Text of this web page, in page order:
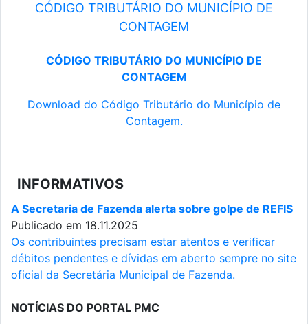
CÓDIGO TRIBUTÁRIO DO MUNICÍPIO DE
CONTAGEM
CÓDIGO TRIBUTÁRIO DO MUNICÍPIO DE
CONTAGEM
Download do Código Tributário do Município de
Contagem.
INFORMATIVOS
A Secretaria de Fazenda alerta sobre golpe de REFIS
Publicado em 18.11.2025
Os contribuintes precisam estar atentos e verificar
débitos pendentes e dívidas em aberto sempre no site
oficial da Secretária Municipal de Fazenda.
NOTÍCIAS DO PORTAL PMC